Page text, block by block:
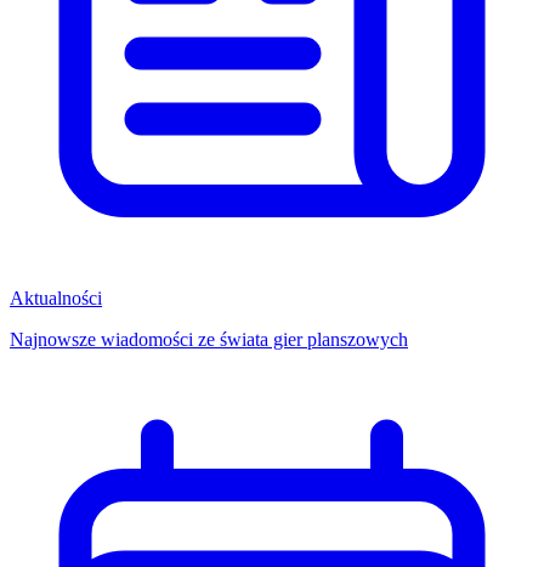
Aktualności
Najnowsze wiadomości ze świata gier planszowych